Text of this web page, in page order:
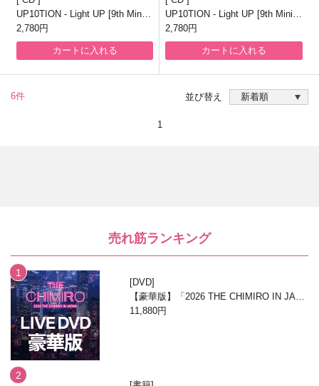
UP10TION - Light UP [9th Mini A
lbum/LIGHT SPECTRUM Ver.]
2,780円
カートに入れる
UP10TION - Light UP [9th Mini A
lbum/LIGHT HUNTER Ver.]
2,780円
カートに入れる
6件
1
並び替え
売れ筋ランキング
DVD
【豪華版】「2026 THE CHIMIRO IN JAPA
N」DVD
11,880円